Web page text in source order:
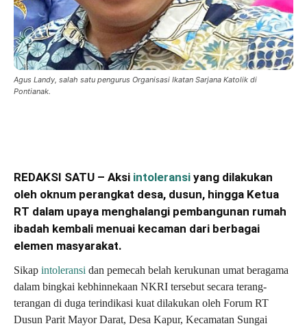
Agus Landy, salah satu pengurus Organisasi Ikatan Sarjana Katolik di
Pontianak.
REDAKSI SATU – Aksi intoleransi yang dilakukan
oleh oknum perangkat desa, dusun, hingga Ketua
RT dalam upaya menghalangi pembangunan rumah
ibadah kembali menuai kecaman dari berbagai
elemen masyarakat.
Sikap intoleransi dan pemecah belah kerukunan umat beragama
dalam bingkai kebhinnekaan NKRI tersebut secara terang-
terangan di duga terindikasi kuat dilakukan oleh Forum RT
Dusun Parit Mayor Darat, Desa Kapur, Kecamatan Sungai